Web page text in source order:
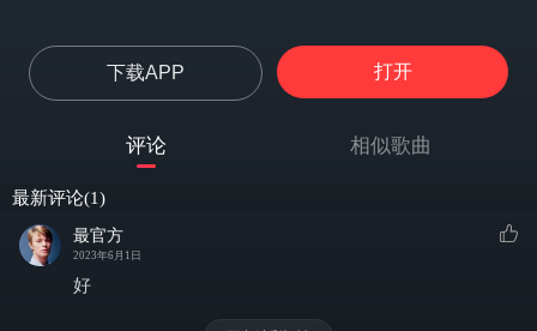
下载APP 打开
评论 相似歌曲
最新评论(1)
最官方
2023年6月1日
好